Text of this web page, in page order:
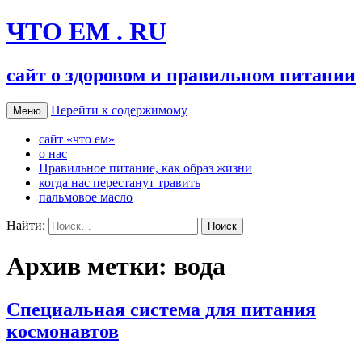
ЧТО ЕМ . RU
сайт о здоровом и правильном питании
Меню Перейти к содержимому
сайт «что ем»
о нас
Правильное питание, как образ жизни
когда нас перестанут травить
пальмовое масло
Найти:
Архив метки: вода
Специальная система для питания
космонавтов